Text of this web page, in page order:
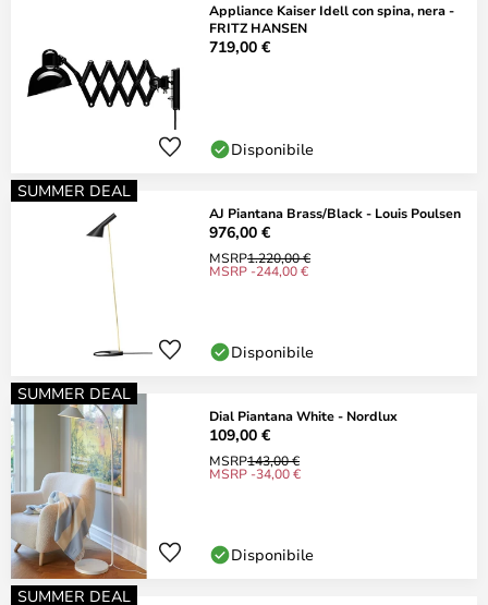
Appliance Kaiser Idell con spina, nera -
FRITZ HANSEN
719,00 €
Disponibile
SUMMER DEAL
AJ Piantana Brass/Black - Louis Poulsen
976,00 €
MSRP1.220,00 €
MSRP -244,00 €
Disponibile
SUMMER DEAL
Dial Piantana White - Nordlux
109,00 €
MSRP143,00 €
MSRP -34,00 €
Disponibile
SUMMER DEAL